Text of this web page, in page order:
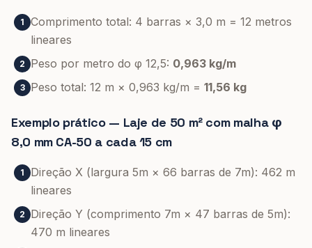
1
Comprimento total: 4 barras × 3,0 m = 12 metros
lineares
2 Peso por metro do φ 12,5: 0,963 kg/m
3 Peso total: 12 m × 0,963 kg/m = 11,56 kg
Exemplo prático — Laje de 50 m² com malha φ
8,0 mm CA-50 a cada 15 cm
1
Direção X (largura 5m × 66 barras de 7m): 462 m
lineares
2
Direção Y (comprimento 7m × 47 barras de 5m):
470 m lineares